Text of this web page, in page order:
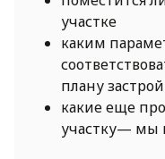
участке
каким
плану
какие еще
участку— мы